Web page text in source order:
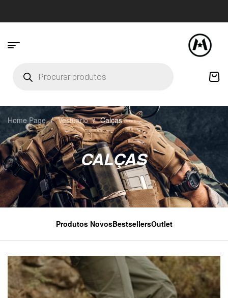
CALÇAS
Home Page / Vestuário / Calças
Produtos NovosBestsellersOutlet